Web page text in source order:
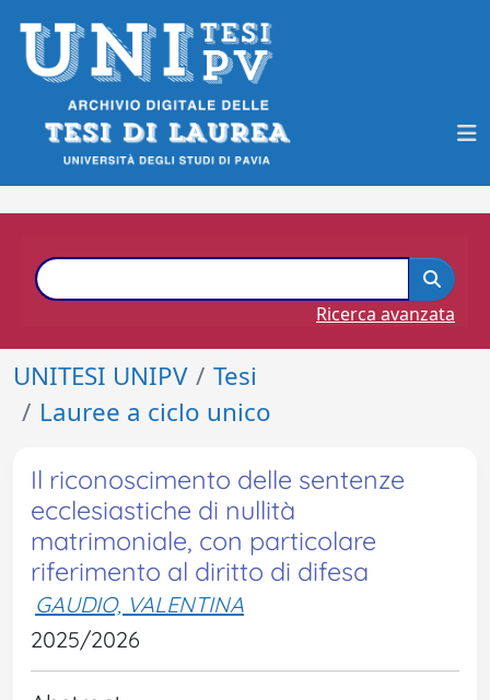
Ricerca avanzata
UNITESI UNIPV
Tesi
Lauree a ciclo unico
Il riconoscimento delle sentenze
ecclesiastiche di nullità
matrimoniale, con particolare
riferimento al diritto di difesa
GAUDIO, VALENTINA
2025/2026